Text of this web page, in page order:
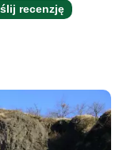
recenzję